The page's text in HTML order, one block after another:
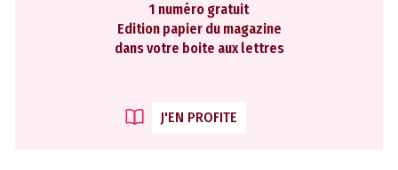
1 numéro gratuit
Edition papier du magazine
dans votre boite aux lettres
J'EN PROFITE